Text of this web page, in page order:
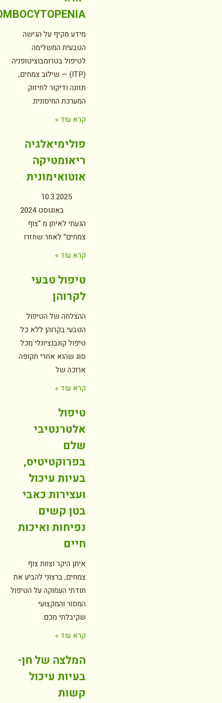
THROMBOCYTOPENIA
מידע מקיף על הגישה
הטבעית המשלימה
לטיפול בטרומבוציטופניה
(ITP) — שילוב צמחים,
תזונה ודיקור לחיזוק
המערכת החיסונית.
קרא עוד »
פולימיאלגיה
ריאומטיקה
אוטואימונית
10.3.2025
באוגוסט 2024
הגעתי לאיתן מ “צוף
צמחים” לאחר שחזרו
קרא עוד »
טיפול טבעי
לקרוהן
ההצלחה של הטיפול
הטבעי בקרוהן ללא כל
טיפול קונבנציונלי מכל
סוג שהוא אחרי תקופה
ארוכה של
קרא עוד »
טיפול
אלטרנטיבי
בפרוקטיטיס,
בעיות עיכול
ועצירות כאבי
בטן קשים
נפיחות ואיכות
איתן היקר וצוות צוף
צמחים, ברצוני להביע את
תודתי העמוקה על הטיפול
המסור והמקצועי
שקיבלתי מכם.
קרא עוד »
המלצה של חן-
בעיות עיכול
קשות